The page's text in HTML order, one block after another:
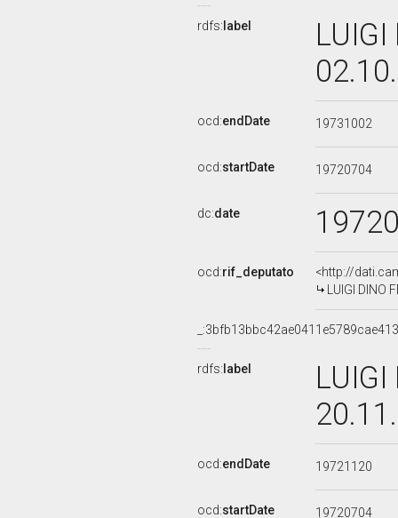
rdfs: label
ocd:endDate 19731002
ocd:startDate 19720704
dc:date
ocd:rif_deputato
<http://
LUIGI
rdfs: label
ocd:endDate 19721120
ocd:startDate 19720704